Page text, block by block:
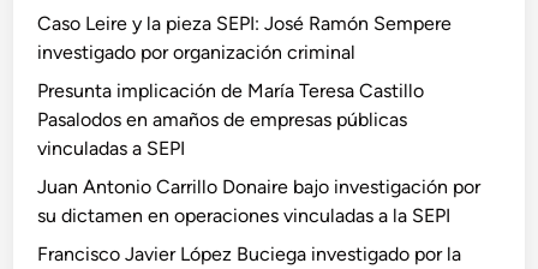
Caso Leire y la pieza SEPI: José Ramón Sempere
investigado por organización criminal
Presunta implicación de María Teresa Castillo
Pasalodos en amaños de empresas públicas
vinculadas a SEPI
Juan Antonio Carrillo Donaire bajo investigación por
su dictamen en operaciones vinculadas a la SEPI
Francisco Javier López Buciega investigado por la